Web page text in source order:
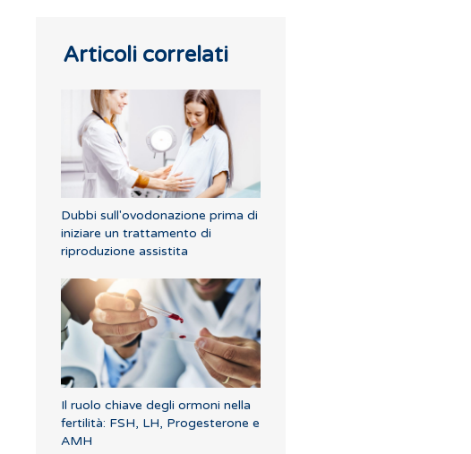
Articoli correlati
Dubbi sull'ovodonazione prima di
iniziare un trattamento di
riproduzione assistita
Il ruolo chiave degli ormoni nella
fertilità: FSH, LH, Progesterone e
AMH